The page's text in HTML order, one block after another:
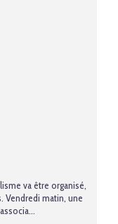
va être organisé,
Vendredi matin, une